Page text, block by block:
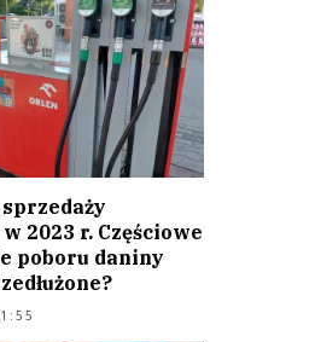
2023 r. Częściowe
poboru daniny